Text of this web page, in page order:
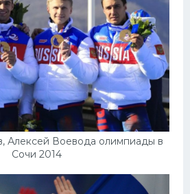
Алексей Воевода олимпиады в
Сочи 2014